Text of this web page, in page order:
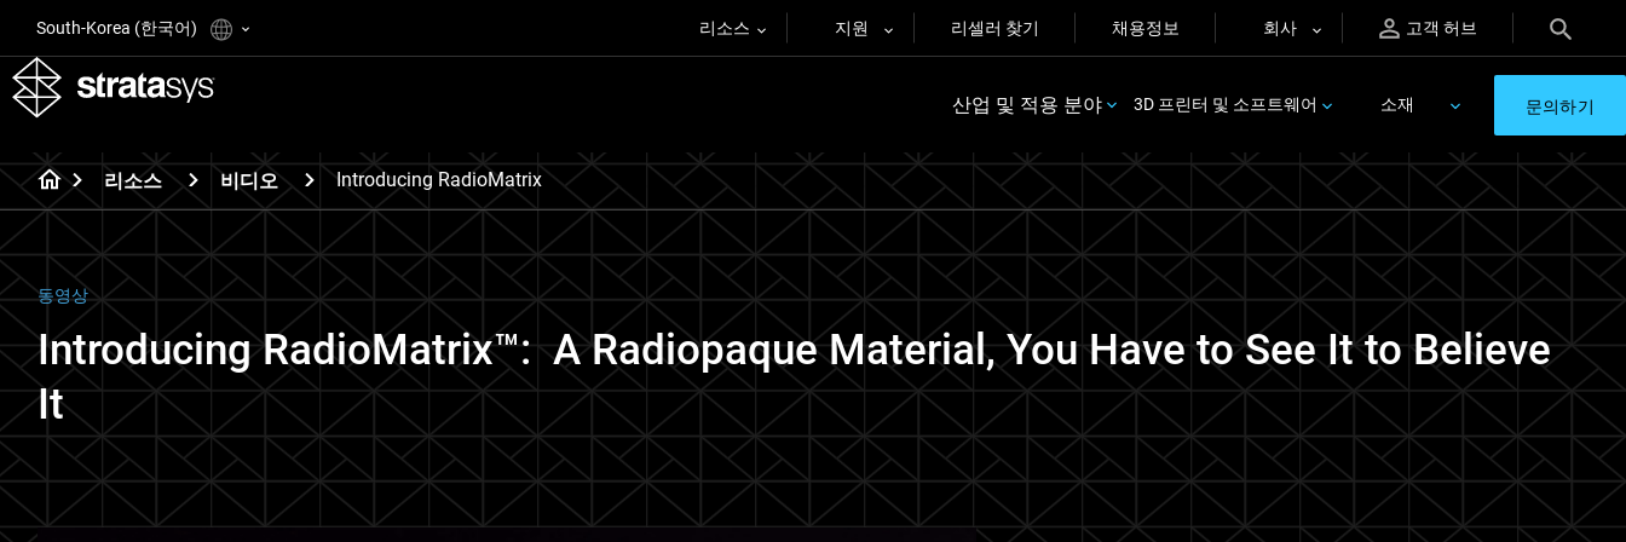
South-Korea (한국어) 리소스 지원 리셀러 찾기 채용정보 회사 고객 허브
산업 및 적용 분야 3D 프린터 및 소프트웨어 소재 문의하기
리소스 비디오 Introducing RadioMatrix
동영상
Introducing RadioMatrix™: A Radiopaque Material, You Have to See It to Believe
It